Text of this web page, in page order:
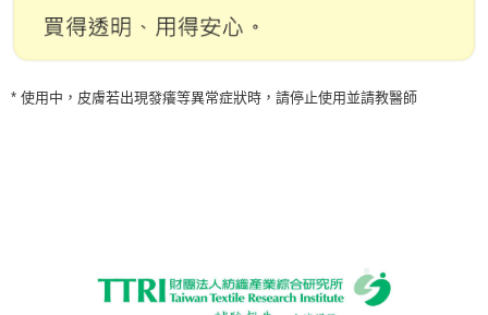
* 使用中，皮膚若出現發癢等異常症狀時，請停止使用並請教醫師